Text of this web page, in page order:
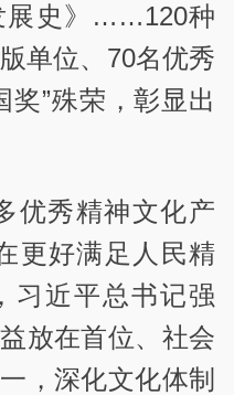
展史》……120种
单位、70名优秀
奖”殊荣，彰显出
优秀精神文化产
更好满足人民精
习近平总书记强
放在首位、社会
，深化文化体制